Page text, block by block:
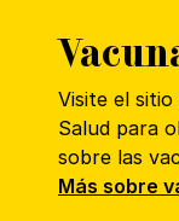
Visite el
Salud para
sobre las
Más sobre